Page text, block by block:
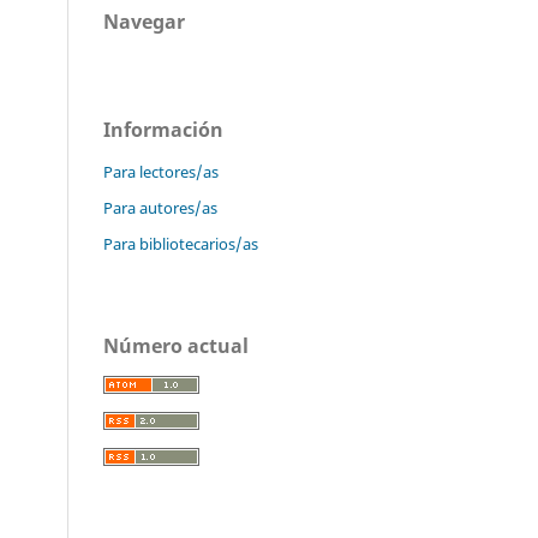
Navegar
Información
Para lectores/as
Para autores/as
Para bibliotecarios/as
Número actual